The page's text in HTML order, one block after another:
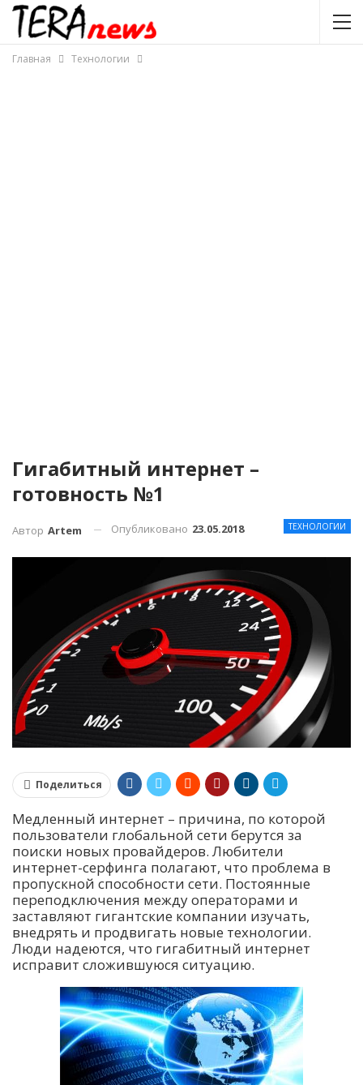
Главная Технологии
Гигабитный интернет –
готовность №1
ТЕХНОЛОГИИ
Автор Artem Опубликовано 23.05.2018
Поделиться
Медленный интернет – причина, по которой
пользователи глобальной сети берутся за
поиски новых провайдеров. Любители
интернет-серфинга полагают, что проблема в
пропускной способности сети. Постоянные
переподключения между операторами и
заставляют гигантские компании изучать,
внедрять и продвигать новые технологии.
Люди надеются, что гигабитный интернет
исправит сложившуюся ситуацию.